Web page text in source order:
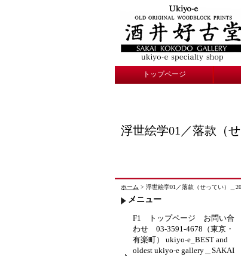
トップページ
浮世絵学01／落款（
ホーム > 浮世絵学01／落款（せってい）＿
メニュー
F1 トップページ お問い合
わせ 03-3591-4678（東京・
有楽町） ukiyo-e_BEST and
oldest ukiyo-e gallery＿SAKAI